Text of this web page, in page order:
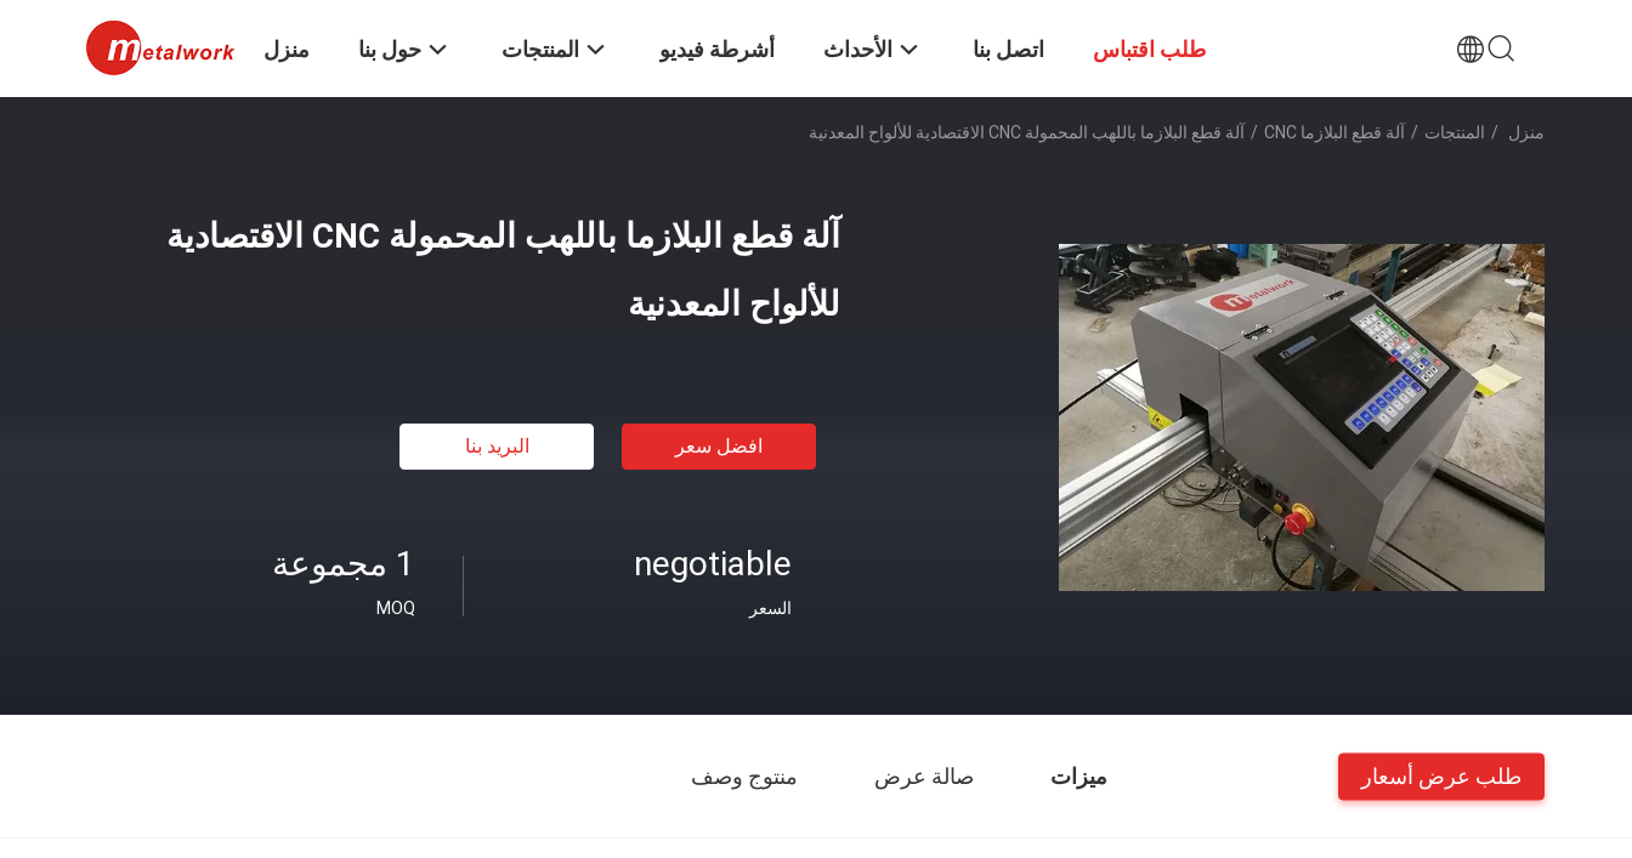
منزل حول بنا المنتجات أشرطة فيديو الأحداث اتصل بنا طلب اقتباس
منزل / المنتجات / آلة قطع البلازما CNC / آلة قطع البلازما باللهب المحمولة CNC الاقتصادية للألواح المعدنية
آلة قطع البلازما باللهب المحمولة CNC الاقتصادية
للألواح المعدنية
افضل سعر البريد بنا
1 مجموعة
MOQ
negotiable
السعر
ميزات صالة عرض منتوج وصف طلب عرض أسعار